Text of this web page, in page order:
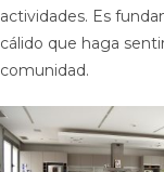
actividades. Es
cálido que haga
comunidad.